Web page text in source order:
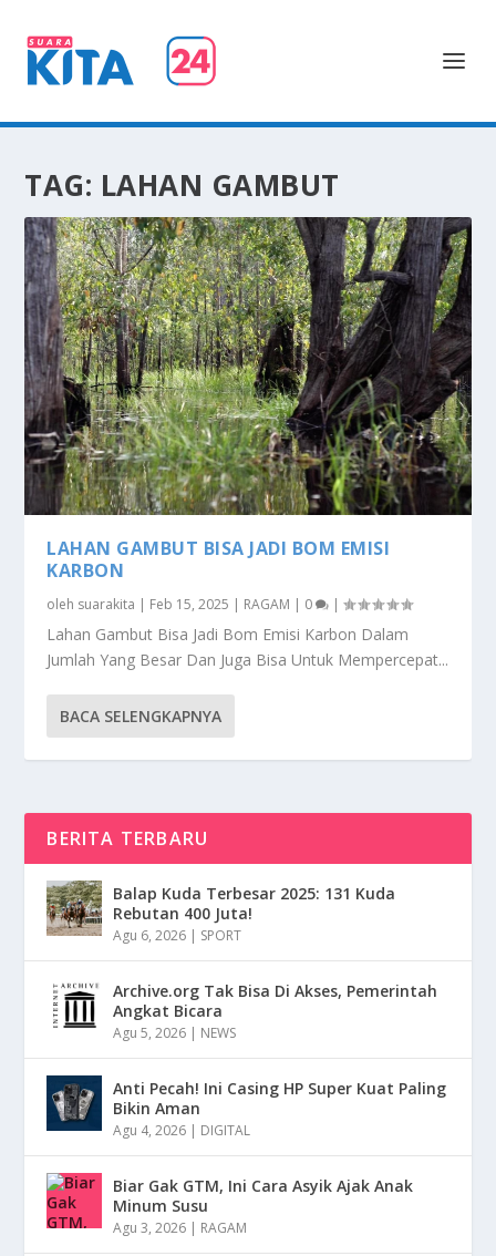
TAG: LAHAN GAMBUT
LAHAN GAMBUT BISA JADI BOM EMISI
KARBON
oleh suarakita | Feb 15, 2025 | RAGAM | 0 |
Lahan Gambut Bisa Jadi Bom Emisi Karbon Dalam
Jumlah Yang Besar Dan Juga Bisa Untuk Mempercepat...
BACA SELENGKAPNYA
BERITA TERBARU
Balap Kuda Terbesar 2025: 131 Kuda
Rebutan 400 Juta!
Agu 6, 2026 | SPORT
Archive.org Tak Bisa Di Akses, Pemerintah
Angkat Bicara
Agu 5, 2026 | NEWS
Anti Pecah! Ini Casing HP Super Kuat Paling
Bikin Aman
Agu 4, 2026 | DIGITAL
Biar Gak GTM, Ini Cara Asyik Ajak Anak
Minum Susu
Agu 3, 2026 | RAGAM